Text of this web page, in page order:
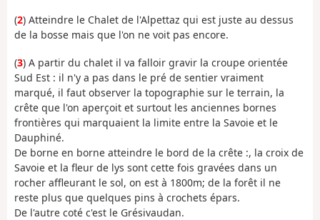
(2) Atteindre le Chalet de l'Alpettaz qui est juste au dessus
de la bosse mais que l'on ne voit pas encore.
(3) A partir du chalet il va falloir gravir la croupe orientée
Sud Est : il n'y a pas dans le pré de sentier vraiment
marqué, il faut observer la topographie sur le terrain, la
crête que l'on aperçoit et surtout les anciennes bornes
frontières qui marquaient la limite entre la Savoie et le
Dauphiné.
De borne en borne atteindre le bord de la crête :, la croix de
Savoie et la fleur de lys sont cette fois gravées dans un
rocher affleurant le sol, on est à 1800m; de la forêt il ne
reste plus que quelques pins à crochets épars.
De l'autre coté c'est le Grésivaudan.